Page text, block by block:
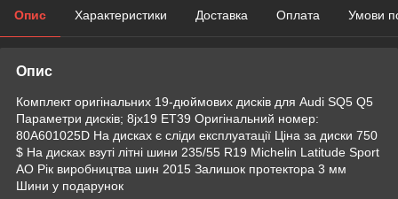
Опис Характеристики Доставка Оплата Умови
Опис
Комплект оригінальних 19-дюймових дисків для Audi SQ5 Q5
Параметри дисків; 8jx19 ET39 Оригінальний номер:
80A601025D На дисках є сліди експлуатації Ціна за диски 750
$ На дисках взуті літні шини 235/55 R19 Michelin Latitude Sport
AO Рік виробництва шин 2015 Залишок протектора 3 мм
Шини у подарунок